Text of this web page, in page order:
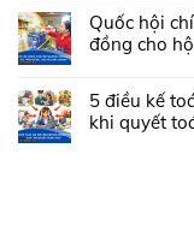
Quốc hội
đồng cho
5 điều kế
khi quyết